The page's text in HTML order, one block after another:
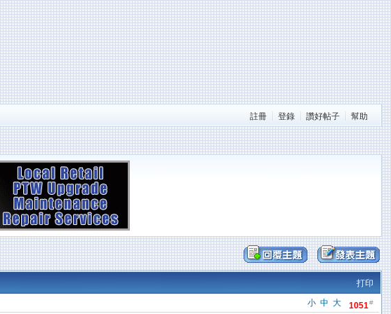
註冊 登錄 讚好帖子 幫助
打印
1051#
大
中
小